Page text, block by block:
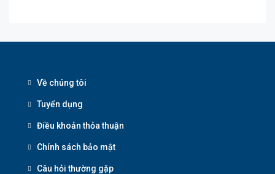
Về chúng tôi
Tuyển dụng
Điều khoản thỏa thuận
Chính sách bảo mật
Câu hỏi thường gặp